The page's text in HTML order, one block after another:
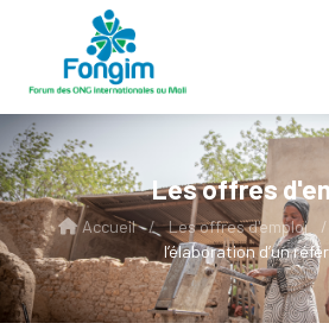
Les offres
Accueil / Les offres d'emploi /
l’élaboration d’un